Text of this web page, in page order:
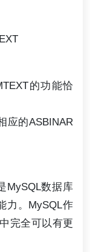
的功能恰
应的ASBINAR
MySQL数据库
力。MySQL作
完全可以有更